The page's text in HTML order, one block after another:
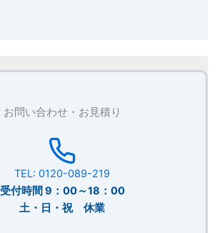
お問い合わせ・お見積り
TEL: 0120-089-219
受付時間 9：00～18：00
土・日・祝 休業